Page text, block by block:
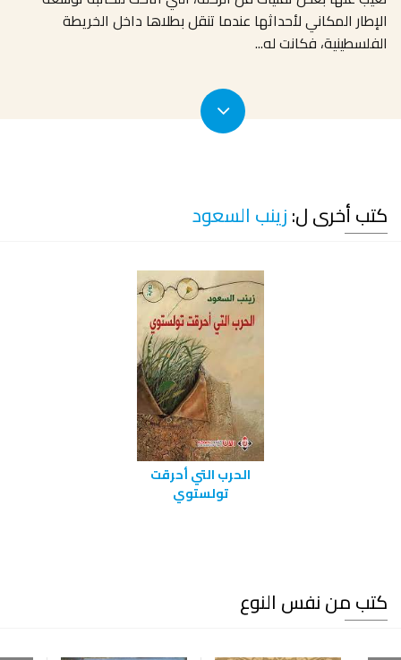
الإطار المكاني لأحداثها عندما تنقل بطلاها داخل الخريطة
الفلسطينية، فكانت له...
كتب أخرى ل:زينب السعود
الحرب التي أحرقت
تولستوي
كتب من نفس النوع